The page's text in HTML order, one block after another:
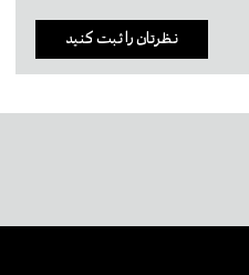
نظرتان را ثبت کنید